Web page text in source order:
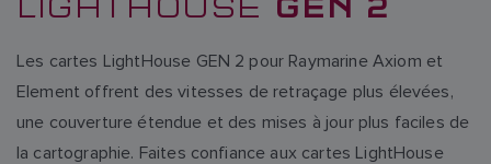
Les cartes LightHouse GEN 2 pour Raymarine Axiom et
Element offrent des vitesses de retraçage plus élevées,
une couverture étendue et des mises à jour plus faciles de
la cartographie. Faites confiance aux cartes LightHouse